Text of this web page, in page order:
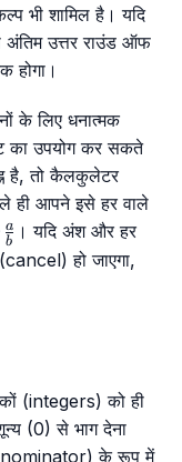
भी शामिल है। यदि
उत्तर राउंड ऑफ
होगा।
के लिए धनात्मक
उपयोग कर सकते
है, तो कैलकुलेटर
ही आपने इसे हर वाले
b
a
। यदि अंश और हर
हो जाएगा,
(integers) को ही
(0) से भाग देना
के रूप में